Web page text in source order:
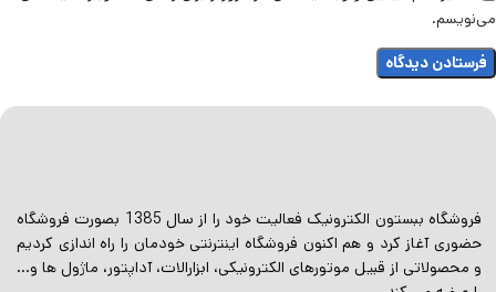
می‌نویسم.
فروشگاه ببستون الکترونیک فعالیت خود را از سال 1385 بصورت فروشگاه
حضوری آغاز کرد و هم اکنون فروشگاه اینترنتی خودمان را راه اندازی کردیم
و محصولاتی از قبیل موتورهای الکترونیکی، ابزارالات، آداپتور، ماژول ها و…